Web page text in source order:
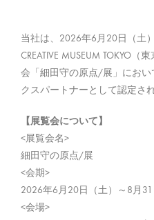
当社は、2026年6月20日（土
CREATIVE MUSEUM TOKYO
会「細田守の原点/展」におい
クスパートナーとして認定さ
【展覧会について】
<展覧会名>
細田守の原点/展
<会期>
2026年6月20日（土）～8月31
<会場>